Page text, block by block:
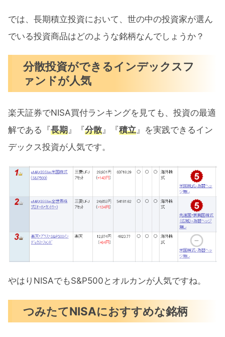
では、長期積立投資において、世の中の投資家が選ん
でいる投資商品はどのような銘柄なんでしょうか？
分散投資ができるインデックスフ
ァンドが人気
楽天証券でNISA買付ランキングを見ても、投資の最適
解である『長期』『分散』『積立』を実践できるイン
デックス投資が人気です。
やはりNISAでもS&P500とオルカンが人気ですね。
つみたてNISAにおすすめな銘柄